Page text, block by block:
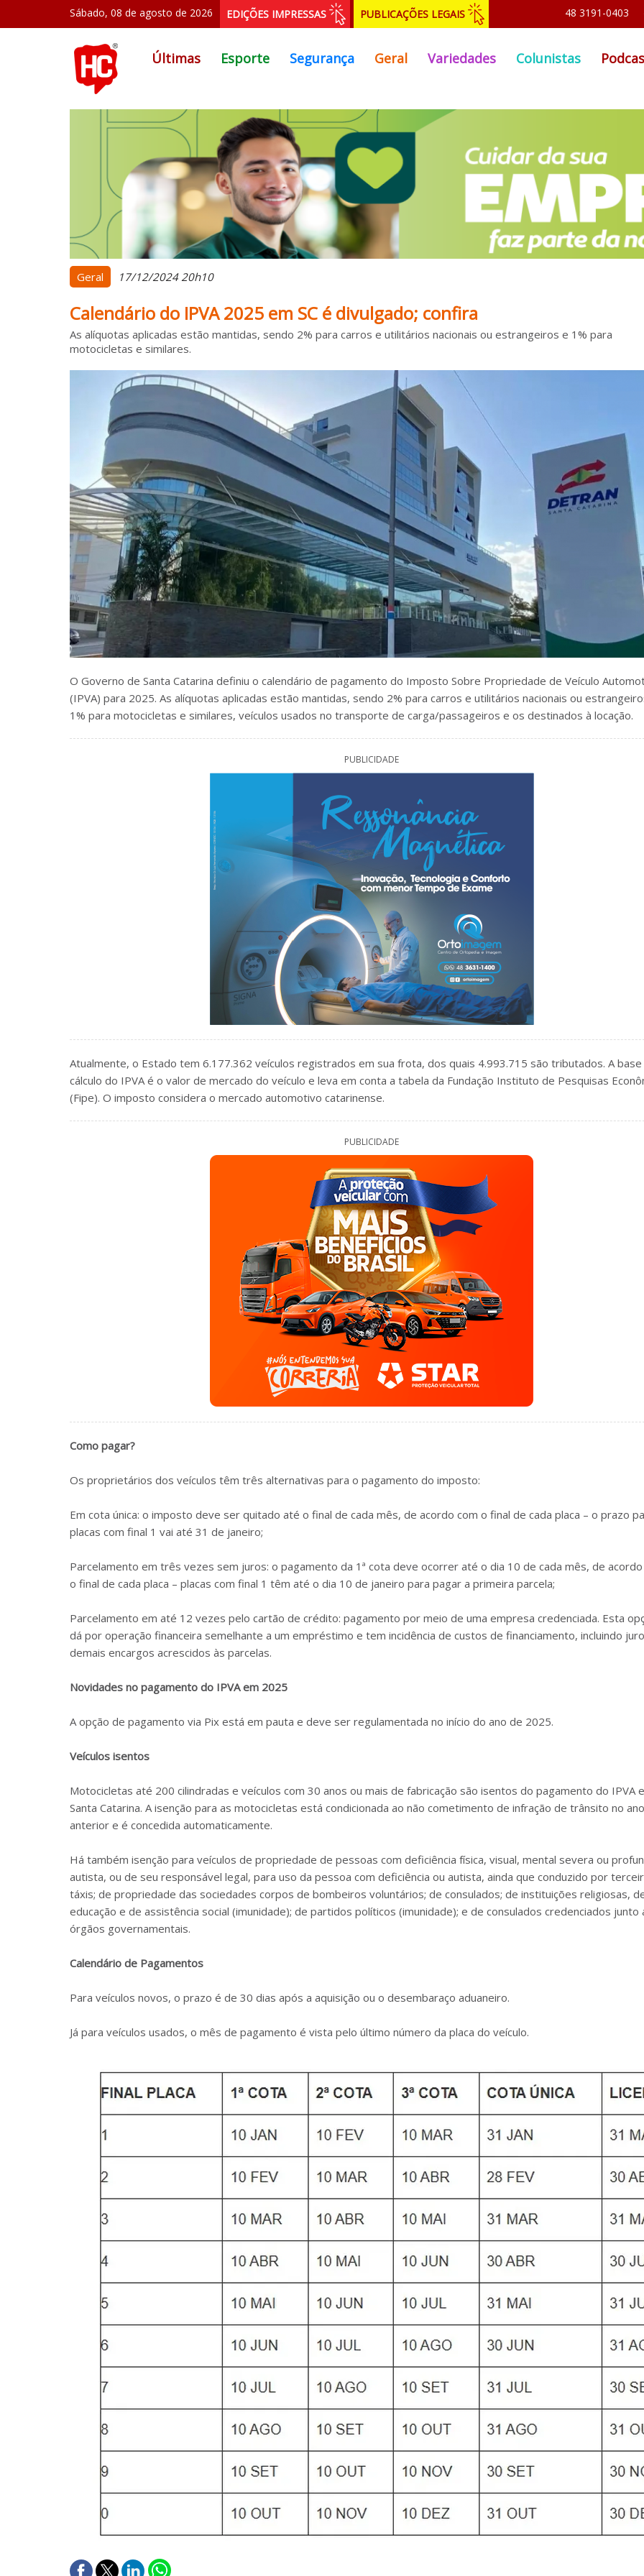
Sábado, 08 de agosto de 2026 EDIÇÕES IMPRESSAS PUBLICAÇÕES LEGAIS 48 3191-0403
Últimas Esporte Segurança Geral Variedades Colunistas
Geral 17/12/2024 20h10
Calendário do IPVA 2025 em SC é divulgado; confira
As alíquotas aplicadas estão mantidas, sendo 2% para carros e utilitários nacionais ou estrangeiros e 1% para
motocicletas e similares.
O Governo de Santa Catarina definiu o calendário de pagamento do Imposto Sobre Propriedade de Veículo
(IPVA) para 2025. As alíquotas aplicadas estão mantidas, sendo 2% para carros e utilitários nacionais ou
1% para motocicletas e similares, veículos usados no transporte de carga/passageiros e os destinados à locação.
PUBLICIDADE
Atualmente, o Estado tem 6.177.362 veículos registrados em sua frota, dos quais 4.993.715 são tributados. A base
cálculo do IPVA é o valor de mercado do veículo e leva em conta a tabela da Fundação Instituto de Pesquisas
(Fipe). O imposto considera o mercado automotivo catarinense.
PUBLICIDADE
Como pagar?
Os proprietários dos veículos têm três alternativas para o pagamento do imposto:
Em cota única: o imposto deve ser quitado até o final de cada mês, de acordo com o final de cada placa – o prazo
placas com final 1 vai até 31 de janeiro;
Parcelamento em três vezes sem juros: o pagamento da 1ª cota deve ocorrer até o dia 10 de cada mês, de
o final de cada placa – placas com final 1 têm até o dia 10 de janeiro para pagar a primeira parcela;
Parcelamento em até 12 vezes pelo cartão de crédito: pagamento por meio de uma empresa credenciada. Esta
dá por operação financeira semelhante a um empréstimo e tem incidência de custos de financiamento, incluindo
demais encargos acrescidos às parcelas.
Novidades no pagamento do IPVA em 2025
A opção de pagamento via Pix está em pauta e deve ser regulamentada no início do ano de 2025.
Veículos isentos
Motocicletas até 200 cilindradas e veículos com 30 anos ou mais de fabricação são isentos do pagamento do IPVA
Santa Catarina. A isenção para as motocicletas está condicionada ao não cometimento de infração de trânsito no ano
anterior e é concedida automaticamente.
Há também isenção para veículos de propriedade de pessoas com deficiência física, visual, mental severa ou
autista, ou de seu responsável legal, para uso da pessoa com deficiência ou autista, ainda que conduzido por
táxis; de propriedade das sociedades corpos de bombeiros voluntários; de consulados; de instituições religiosas,
educação e de assistência social (imunidade); de partidos políticos (imunidade); e de consulados credenciados junto
órgãos governamentais.
Calendário de Pagamentos
Para veículos novos, o prazo é de 30 dias após a aquisição ou o desembaraço aduaneiro.
Já para veículos usados, o mês de pagamento é vista pelo último número da placa do veículo.